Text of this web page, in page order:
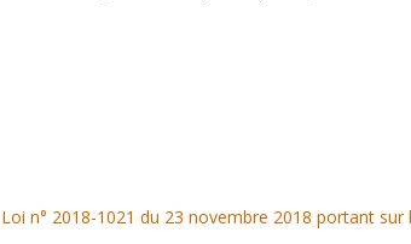
Loi n° 2018-1021 du 23 novembre 2018 portant